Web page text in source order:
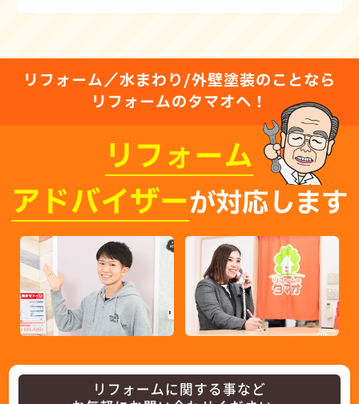
リフォーム／水まわり/外壁塗装のことなら
リフォームのタマオへ！
リフォーム
アドバイザーが対応します
リフォームに関する事など